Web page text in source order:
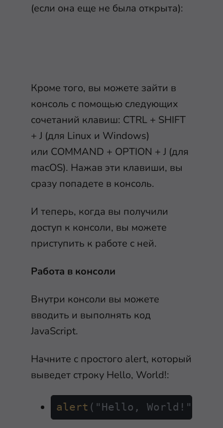
(если она еще не была открыта):
Кроме того, вы можете зайти в
консоль с помощью следующих
сочетаний клавиш: CTRL + SHIFT
+ J (для Linux и Windows)
или COMMAND + OPTION + J (для
macOS). Нажав эти клавиши, вы
сразу попадете в консоль.
И теперь, когда вы получили
доступ к консоли, вы можете
приступить к работе с ней.
Работа в консоли
Внутри консоли вы можете
вводить и выполнять код
JavaScript.
Начните с простого alert, который
выведет строку Hello, World!:
alert ("Hello, World!");